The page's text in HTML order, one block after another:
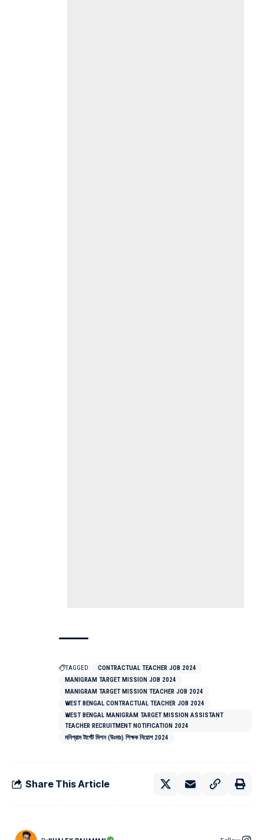
TAGGED:
CONTRACTUAL TEACHER JOB 2024
MANIGRAM TARGET MISSION JOB 2024
MANIGRAM TARGET MISSION TEACHER JOB 2024
WEST BENGAL CONTRACTUAL TEACHER JOB 2024
WEST BENGAL MANIGRAM TARGET MISSION ASSISTANT
TEACHER RECRUITMENT NOTIFICATION 2024
মনিগ্রাম টার্গেট মিশন (উঃমাঃ) শিক্ষক নিয়োগ 2024
Share This Article